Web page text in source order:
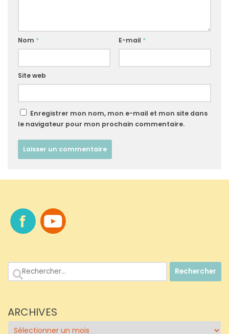
Nom * E-mail *
Site web
Enregistrer mon nom, mon e-mail et mon site dans
le navigateur pour mon prochain commentaire.
Rechercher :
ARCHIVES
Archives